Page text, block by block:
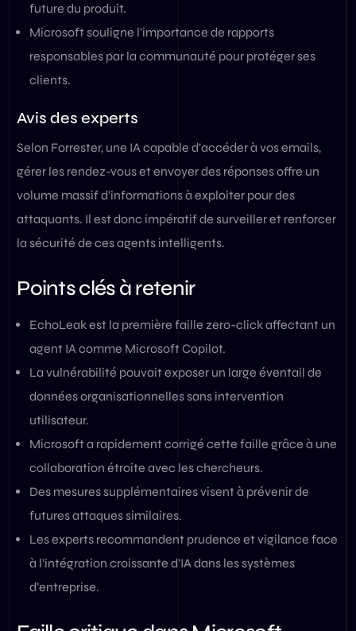
future du produit.
Microsoft souligne l’importance de rapports
responsables par la communauté pour protéger ses
clients.
Avis des experts
Selon Forrester, une IA capable d’accéder à vos emails,
gérer les rendez-vous et envoyer des réponses offre un
volume massif d’informations à exploiter pour des
attaquants. Il est donc impératif de surveiller et renforcer
la sécurité de ces agents intelligents.
Points clés à retenir
EchoLeak est la première faille zero-click affectant un
agent IA comme Microsoft Copilot.
La vulnérabilité pouvait exposer un large éventail de
données organisationnelles sans intervention
utilisateur.
Microsoft a rapidement corrigé cette faille grâce à une
collaboration étroite avec les chercheurs.
Des mesures supplémentaires visent à prévenir de
futures attaques similaires.
Les experts recommandent prudence et vigilance face
à l’intégration croissante d’IA dans les systèmes
d’entreprise.